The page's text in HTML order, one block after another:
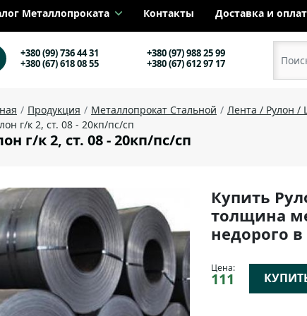
Металлопроката Контакты Доставка и
+380 (99) 736 44 31
+380 (97) 988 25 99
+380 (67) 618 08 55
+380 (67) 612 97 17
Продукция Металлопрокат Стальной Лента / Рулон /
г/к 2, ст. 08 - 20кп/пс/сп
г/к 2, ст. 08 - 20кп/пс/сп
Купить
толщина
недорого
Цена:
111